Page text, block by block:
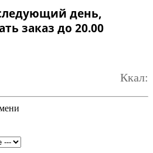
день,
заказ до 20.00
Ккал: